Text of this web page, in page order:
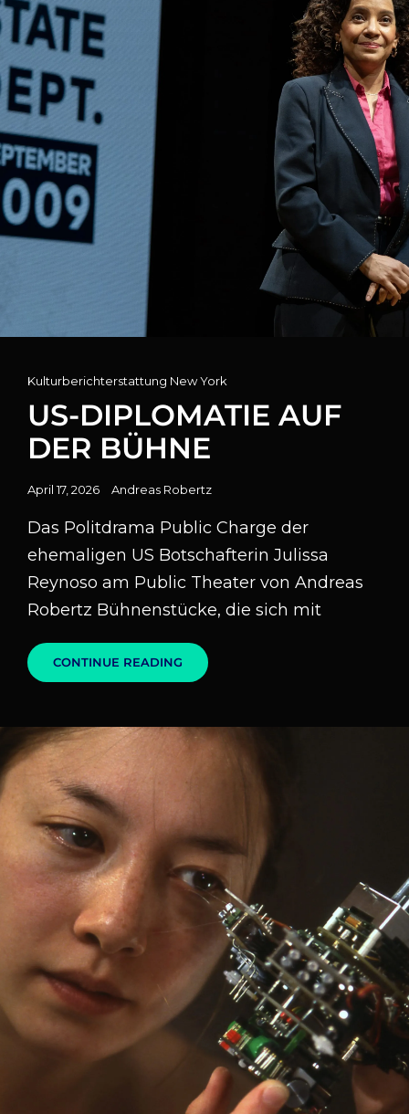
Cat
Links
Kulturberichterstattung New York
US-DIPLOMATIE AUF
DER BÜHNE
Posted
April 17, 2026 Andreas Robertz
Das Politdrama Public Charge der
ehemaligen US Botschafterin Julissa
Reynoso am Public Theater von Andreas
Robertz Bühnenstücke, die sich mit
CONTINUE READING
DIPLOMATIE